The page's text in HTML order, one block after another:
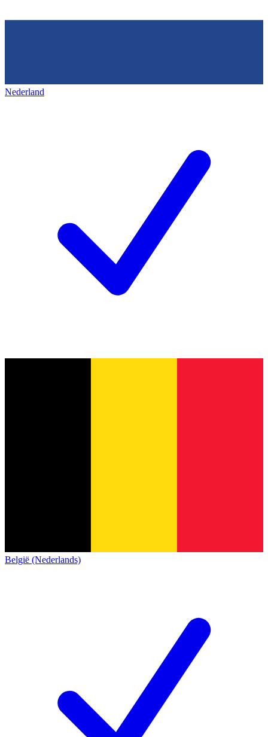
Nederland
België (Nederlands)